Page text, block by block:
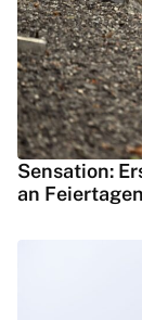
Sensation:
an Feiertagen